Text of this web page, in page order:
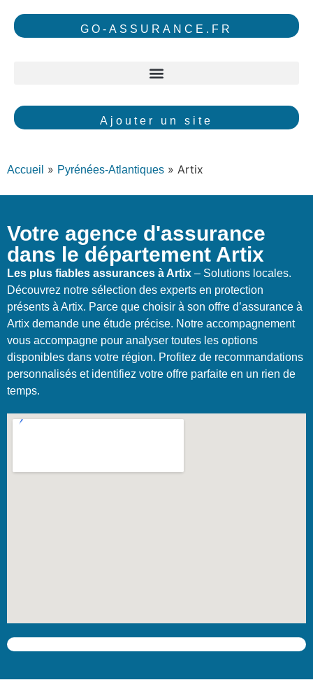
GO-ASSURANCE.FR
Ajouter un site
Accueil » Pyrénées-Atlantiques » Artix
Votre agence d'assurance
dans le département Artix
Les plus fiables assurances à Artix – Solutions locales.
Découvrez notre sélection des experts en protection
présents à Artix. Parce que choisir à son offre d’assurance à
Artix demande une étude précise. Notre accompagnement
vous accompagne pour analyser toutes les options
disponibles dans votre région. Profitez de recommandations
personnalisés et identifiez votre offre parfaite en un rien de
temps.